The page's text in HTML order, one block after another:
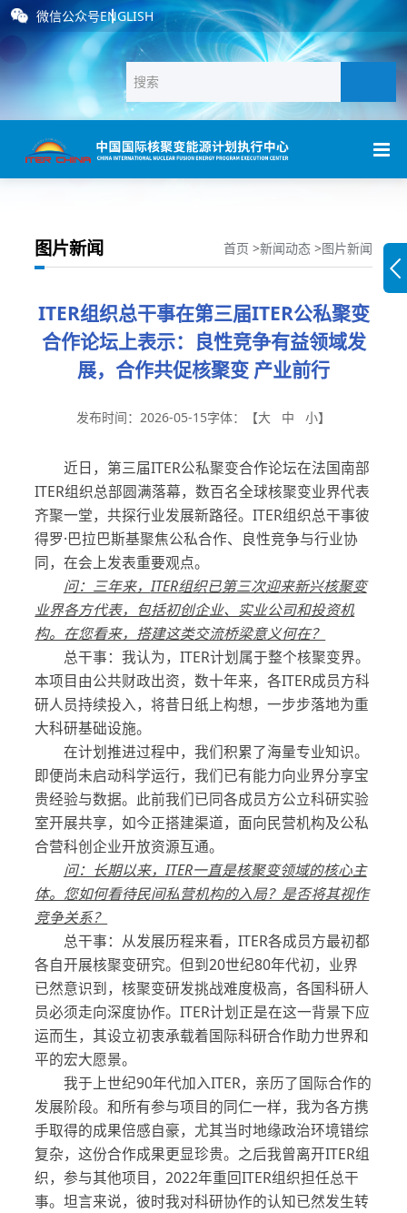
微信公众号ENGLISH
图片新闻 首页 >新闻动态>图片新闻
ITER组织总干事在第三届ITER公私聚变
合作论坛上表示：良性竞争有益领域发
展，合作共促核聚变 产业前行
发布时间：2026-05-15字体：【大 中 小】
近日，第三届ITER公私聚变合作论坛在法国南部
ITER组织总部圆满落幕，数百名全球核聚变业界代表
齐聚一堂，共探行业发展新路径。ITER组织总干事彼
得罗·巴拉巴斯基聚焦公私合作、良性竞争与行业协
同，在会上发表重要观点。
问：三年来，ITER组织已第三次迎来新兴核聚变
业界各方代表，包括初创企业、实业公司和投资机
构。在您看来，搭建这类交流桥梁意义何在？
总干事：我认为，ITER计划属于整个核聚变界。
本项目由公共财政出资，数十年来，各ITER成员方科
研人员持续投入，将昔日纸上构想，一步步落地为重
大科研基础设施。
在计划推进过程中，我们积累了海量专业知识。
即便尚未启动科学运行，我们已有能力向业界分享宝
贵经验与数据。此前我们已同各成员方公立科研实验
室开展共享，如今正搭建渠道，面向民营机构及公私
合营科创企业开放资源互通。
问：长期以来，ITER一直是核聚变领域的核心主
体。您如何看待民间私营机构的入局？是否将其视作
竞争关系？
总干事：从发展历程来看，ITER各成员方最初都
各自开展核聚变研究。但到20世纪80年代初，业界
已然意识到，核聚变研发挑战难度极高，各国科研人
员必须走向深度协作。ITER计划正是在这一背景下应
运而生，其设立初衷承载着国际科研合作助力世界和
平的宏大愿景。
我于上世纪90年代加入ITER，亲历了国际合作的
发展阶段。和所有参与项目的同仁一样，我为各方携
手取得的成果倍感自豪，尤其当时地缘政治环境错综
复杂，这份合作成果更显珍贵。之后我曾离开ITER组
织，参与其他项目，2022年重回ITER组织担任总干
事。坦言来说，彼时我对科研协作的认知已然发生转